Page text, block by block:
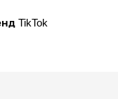
TikTok